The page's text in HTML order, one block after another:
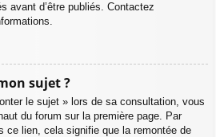
avant d’être publiés. Contactez
sujet ?
le sujet » lors de sa consultation, vous
du forum sur la première page. Par
ce lien, cela signifie que la remontée de